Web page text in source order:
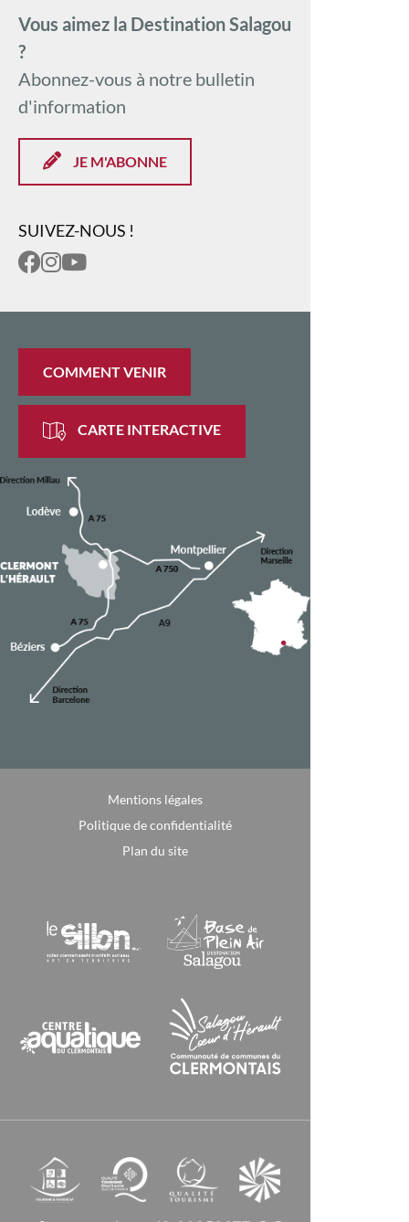
Vous aimez la Destination Salagou
?
Abonnez-vous à notre bulletin
d'information
JE M'ABONNE
SUIVEZ-NOUS !
COMMENT VENIR
CARTE INTERACTIVE
Mentions légales
Politique de confidentialité
Plan du site